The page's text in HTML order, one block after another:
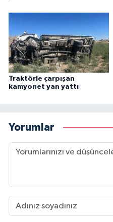
Traktörle çarpışan
kamyonet yan yattı
Yorumlar